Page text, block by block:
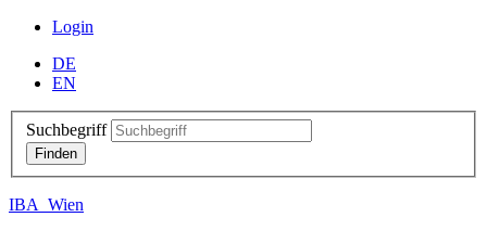
Login
DE
EN
Suchbegriff
IBA_Wien